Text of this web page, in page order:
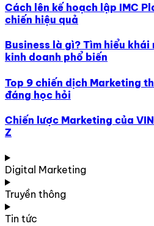
Cách lên kế hoạch lập IMC
chiến hiệu quả
Business là gì? Tìm hiểu
kinh doanh phổ biến
Top 9 chiến dịch Marketing
đáng học hỏi
Chiến lược Marketing của
Z
Digital Marketing
Truyền thông
Tin tức